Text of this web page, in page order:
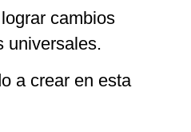
cambios
universales.
a crear en esta